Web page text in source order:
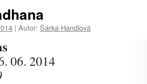
| Autor: Šárka Handlová
06. 2014